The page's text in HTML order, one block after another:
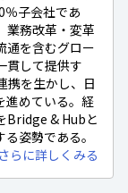
％子会社であ
業務改革・変革
通を含むグロー
貫して提供す
携を生かし、日
進めている。経
Bridge & Hubと
姿勢である。
さらに詳しくみる